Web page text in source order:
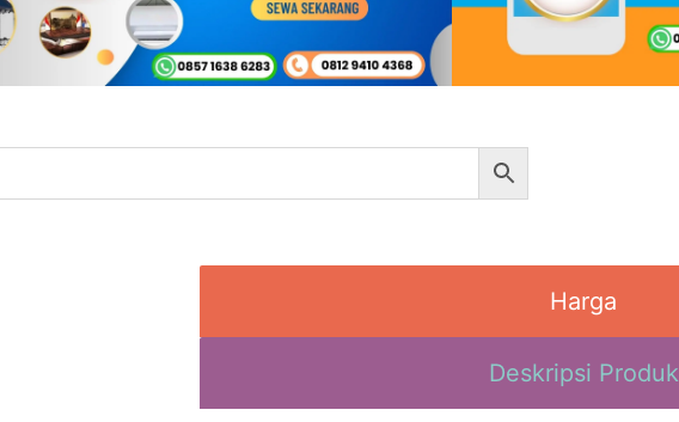
Harga
Deskripsi Produk